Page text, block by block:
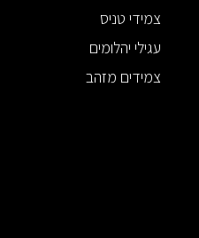
צמידי טניס
עגילי יהלומים
צמידים מזהב